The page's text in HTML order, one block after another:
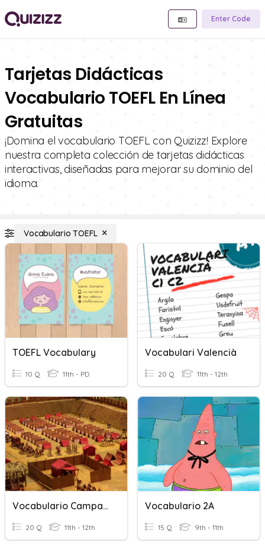
Enter Code
Tarjetas Didácticas
Vocabulario TOEFL En Línea
Gratuitas
¡Domina el vocabulario TOEFL con Quizizz! Explore
nuestra completa colección de tarjetas didácticas
interactivas, diseñadas para mejorar su dominio del
idioma.
Vocabulario TOEFL
TOEFL Vocabulary
10 Q 11th - PD
Vocabulari Valencià
20 Q 11th - 12th
Vocabulario Campamento
20 Q 11th - 12th
Vocabulario 2A
15 Q 9th - 11th